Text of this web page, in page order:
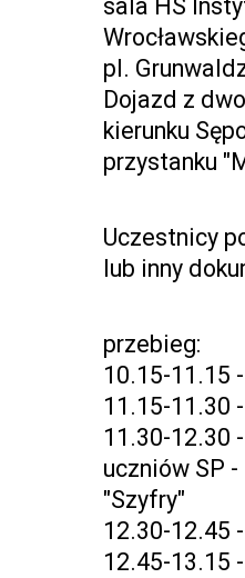
sala HS
pl.
Dojazd z
kierunku
przystanku
Uczestnicy
lub inny
przebieg:
10.15-11.15
11.15-11.30
11.30-12.30
uczniów SP
"Szyfry"
12.30-12.45
12.45-13.15